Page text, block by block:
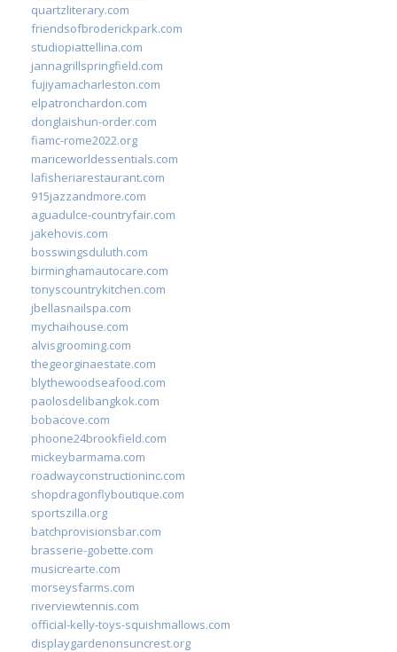
quartzliterary.com
friendsofbroderickpark.com
studiopiattellina.com
jannagrillspringfield.com
fujiyamacharleston.com
elpatronchardon.com
donglaishun-order.com
fiamc-rome2022.org
mariceworldessentials.com
lafisheriarestaurant.com
915jazzandmore.com
aguadulce-countryfair.com
jakehovis.com
bosswingsduluth.com
birminghamautocare.com
tonyscountrykitchen.com
jbellasnailspa.com
mychaihouse.com
alvisgrooming.com
thegeorginaestate.com
blythewoodseafood.com
paolosdelibangkok.com
bobacove.com
phoone24brookfield.com
mickeybarmama.com
roadwayconstructioninc.com
shopdragonflyboutique.com
sportszilla.org
batchprovisionsbar.com
brasserie-gobette.com
musicrearte.com
morseysfarms.com
riverviewtennis.com
official-kelly-toys-squishmallows.com
displaygardenonsuncrest.org